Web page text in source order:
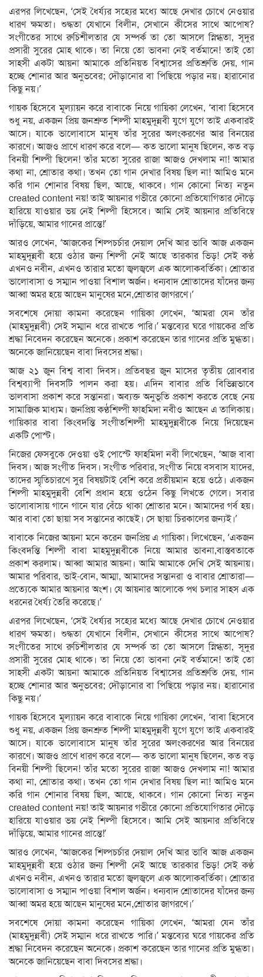
এরপর লিখেছেন, ‘সেই ধৈর্য্যর সহ্যের মধ্যে আছে দেখার চোখে নেওয়ার
ধারণ ক্ষমতা। শুদ্ধতা যেখানে বিলীন, সেখানে কীসের সাথে আপোষ?
সংগীতের সাথে রুচিশীলতার যে সম্পর্ক তা তো আসলে স্নিগ্ধতা, সূদুর
প্রসারী সুরের মোহ থাকে। তা নিয়ে তো ভাবনা নেই বর্তমানে! তাই তো
সাহসী একটা আয়না আমাকে প্রতিনিয়ত বিশ্বাসের প্রতিশ্রুতি দেয়, গান
হচ্ছে শোনার আর অনুভবের; দৌড়ানোর বা পিছিয়ে পড়ার নয়। হারানোর
কিছু নয়।’
গায়ক হিসেবে মূল্যায়ন করে বাবাকে নিয়ে গায়িকা লেখেন, ‘বাবা হিসেবে
শুধু নয়, একজন প্রিয় জনশ্রুত শিল্পী মাহমুদূন্নবী যুগে যুগে তাই একবারই
আসে। যাকে ভালোবাসে মানুষ তাঁর সুরের অলংকরণের আর বিনয়ের
কারণে। আজও প্রাণে ধারণ করে বলে— কত ভালো মানুষ ছিলেন, কত বড়
বিনয়ী শিল্পী ছিলেন! তাঁর মতো সুরের রাজা আজও দেখলাম না! আমার
কথা না, শ্রোতার কথা। তখন তো গান দেখার বিষয় ছিল না! আমিও মনে
করি গান শোনার বিষয় ছিল, আছে, থাকবে। গান কোনো নিত্য নতুন
created content নয়! তাই আয়নার গভীরে কোনো প্রতিযোগিতার দৌড়ে
হারিয়ে যাওয়ার ভয় নেই শিল্পী হিসেবে। আমি সেই আয়নার প্রতিবিম্বে
দাঁড়িয়ে, আমার গানের প্রান্তে!’
আরও লেখেন, ‘আজকের শিল্পচর্চার দেয়াল দেখি আর ভাবি আজ একজন
মাহমুদূন্নবী হয়ে ওঠার জন্য শিল্পী নেই আছে তারকার ভিড়! সেই কণ্ঠ
এখনও নবীন, এখনও তারার মতো জ্বলজ্বলে এক আলোকবর্তিকা। শ্রোতার
ভালোবাসা ও সম্মান পাওয়া বিশাল অর্জন। ধন্যবাদ শ্রোতাদের যাঁদের জন্য
আব্বা অমর হয়ে আছেন মানুষের মনে,শ্রোতার জাগরণে।’
সবশেষে দোয়া কামনা করেছেন গায়িকা লেখেন, ‘আমরা যেন তাঁর
(মাহমুদুন্নবী) সেই সম্মান ধরে রাখতে পারি।’ মন্তব্যের ঘরে গায়কের প্রতি
শ্রদ্ধা নিবেদন করেছেন অনেকে। প্রকাশ করেছেন তার গানের প্রতি মুগ্ধতা।
অনেকে জানিয়েছেন বাবা দিবসের শ্রদ্ধা।
আজ ২১ জুন বিশ্ব বাবা দিবস। প্রতিবছর জুন মাসের তৃতীয় রোববার
বিশ্বব্যাপী দিবসটি পালন করা হয়। এদিন বাবার প্রতি বিভিন্নভাবে
ভালবাসা প্রকাশ করে সন্তানরা। অব্যক্ত অনুভূতি প্রকাশ করতে বেছে নেয়
সামাজিক মাধ্যম। জনপ্রিয় কণ্ঠশিল্পী ফাহমিদা নবীও আছেন এ তালিকায়।
গায়িকার বাবা কিংবদন্তি সংগীতশিল্পী মাহমুদুন্নবীকে নিয়ে দিয়েছেন
একটি পোস্ট।
নিজের ফেসবুকে দেওয়া ওই পোস্টে ফাহমিদা নবী লিখেছেন, ‘আজ বাবা
দিবস। আজ সংগীত দিবস। সংগীত পরিবার, সংগীত নিয়ে বসবাস যাদের,
তাদের স্মৃতিচারণে সুর বিষয়টাই বেশি করে প্রতীয়মান হয়ে ওঠে। একজন
শিল্পী মাহমুদুন্নবী বেশি প্রধান হয়ে ওঠেন কিছু লিখতে গেলে। সবার
ভালোবাসায় গানে গানে যার বেঁচে থাকা শ্রোতার মনে। আমাদের গর্ব হয়।
আর বাবা তো ছায়া সব সন্তানের কাছেই। সে ছায়া চিরকালের জন‍্যই।’
বাবাকে নিজের আয়না মনে করেন জনপ্রিয় এ গায়িকা। লিখেছেন, ‘একজন
কিংবদন্তি শিল্পী বাবা মাহমুদুন্নবীকে নিয়ে আমার ভাবনা,বাস্তবতাকে
প্রকাশ করলাম। আব্বা আমার আয়না। আমি আমাকে দেখি সেই আয়নায়।
আমার পরিবার, ভাই-বোন, আম্মা, আমাদের সন্তানরা ও বাবার শ্রোতারা—
প্রত্যেকে আমার আয়নার অংশ। যে আয়নার আলোকে পথ চলার সাহস এক
ধরনের ধৈর্য্য তৈরি করেছে।’
এরপর লিখেছেন, ‘সেই ধৈর্য্যর সহ্যের মধ্যে আছে দেখার চোখে নেওয়ার
ধারণ ক্ষমতা। শুদ্ধতা যেখানে বিলীন, সেখানে কীসের সাথে আপোষ?
সংগীতের সাথে রুচিশীলতার যে সম্পর্ক তা তো আসলে স্নিগ্ধতা, সূদুর
প্রসারী সুরের মোহ থাকে। তা নিয়ে তো ভাবনা নেই বর্তমানে! তাই তো
সাহসী একটা আয়না আমাকে প্রতিনিয়ত বিশ্বাসের প্রতিশ্রুতি দেয়, গান
হচ্ছে শোনার আর অনুভবের; দৌড়ানোর বা পিছিয়ে পড়ার নয়। হারানোর
কিছু নয়।’
গায়ক হিসেবে মূল্যায়ন করে বাবাকে নিয়ে গায়িকা লেখেন, ‘বাবা হিসেবে
শুধু নয়, একজন প্রিয় জনশ্রুত শিল্পী মাহমুদূন্নবী যুগে যুগে তাই একবারই
আসে। যাকে ভালোবাসে মানুষ তাঁর সুরের অলংকরণের আর বিনয়ের
কারণে। আজও প্রাণে ধারণ করে বলে— কত ভালো মানুষ ছিলেন, কত বড়
বিনয়ী শিল্পী ছিলেন! তাঁর মতো সুরের রাজা আজও দেখলাম না! আমার
কথা না, শ্রোতার কথা। তখন তো গান দেখার বিষয় ছিল না! আমিও মনে
করি গান শোনার বিষয় ছিল, আছে, থাকবে। গান কোনো নিত্য নতুন
created content নয়! তাই আয়নার গভীরে কোনো প্রতিযোগিতার দৌড়ে
হারিয়ে যাওয়ার ভয় নেই শিল্পী হিসেবে। আমি সেই আয়নার প্রতিবিম্বে
দাঁড়িয়ে, আমার গানের প্রান্তে!’
আরও লেখেন, ‘আজকের শিল্পচর্চার দেয়াল দেখি আর ভাবি আজ একজন
মাহমুদূন্নবী হয়ে ওঠার জন্য শিল্পী নেই আছে তারকার ভিড়! সেই কণ্ঠ
এখনও নবীন, এখনও তারার মতো জ্বলজ্বলে এক আলোকবর্তিকা। শ্রোতার
ভালোবাসা ও সম্মান পাওয়া বিশাল অর্জন। ধন্যবাদ শ্রোতাদের যাঁদের জন্য
আব্বা অমর হয়ে আছেন মানুষের মনে,শ্রোতার জাগরণে।’
সবশেষে দোয়া কামনা করেছেন গায়িকা লেখেন, ‘আমরা যেন তাঁর
(মাহমুদুন্নবী) সেই সম্মান ধরে রাখতে পারি।’ মন্তব্যের ঘরে গায়কের প্রতি
শ্রদ্ধা নিবেদন করেছেন অনেকে। প্রকাশ করেছেন তার গানের প্রতি মুগ্ধতা।
অনেকে জানিয়েছেন বাবা দিবসের শ্রদ্ধা।